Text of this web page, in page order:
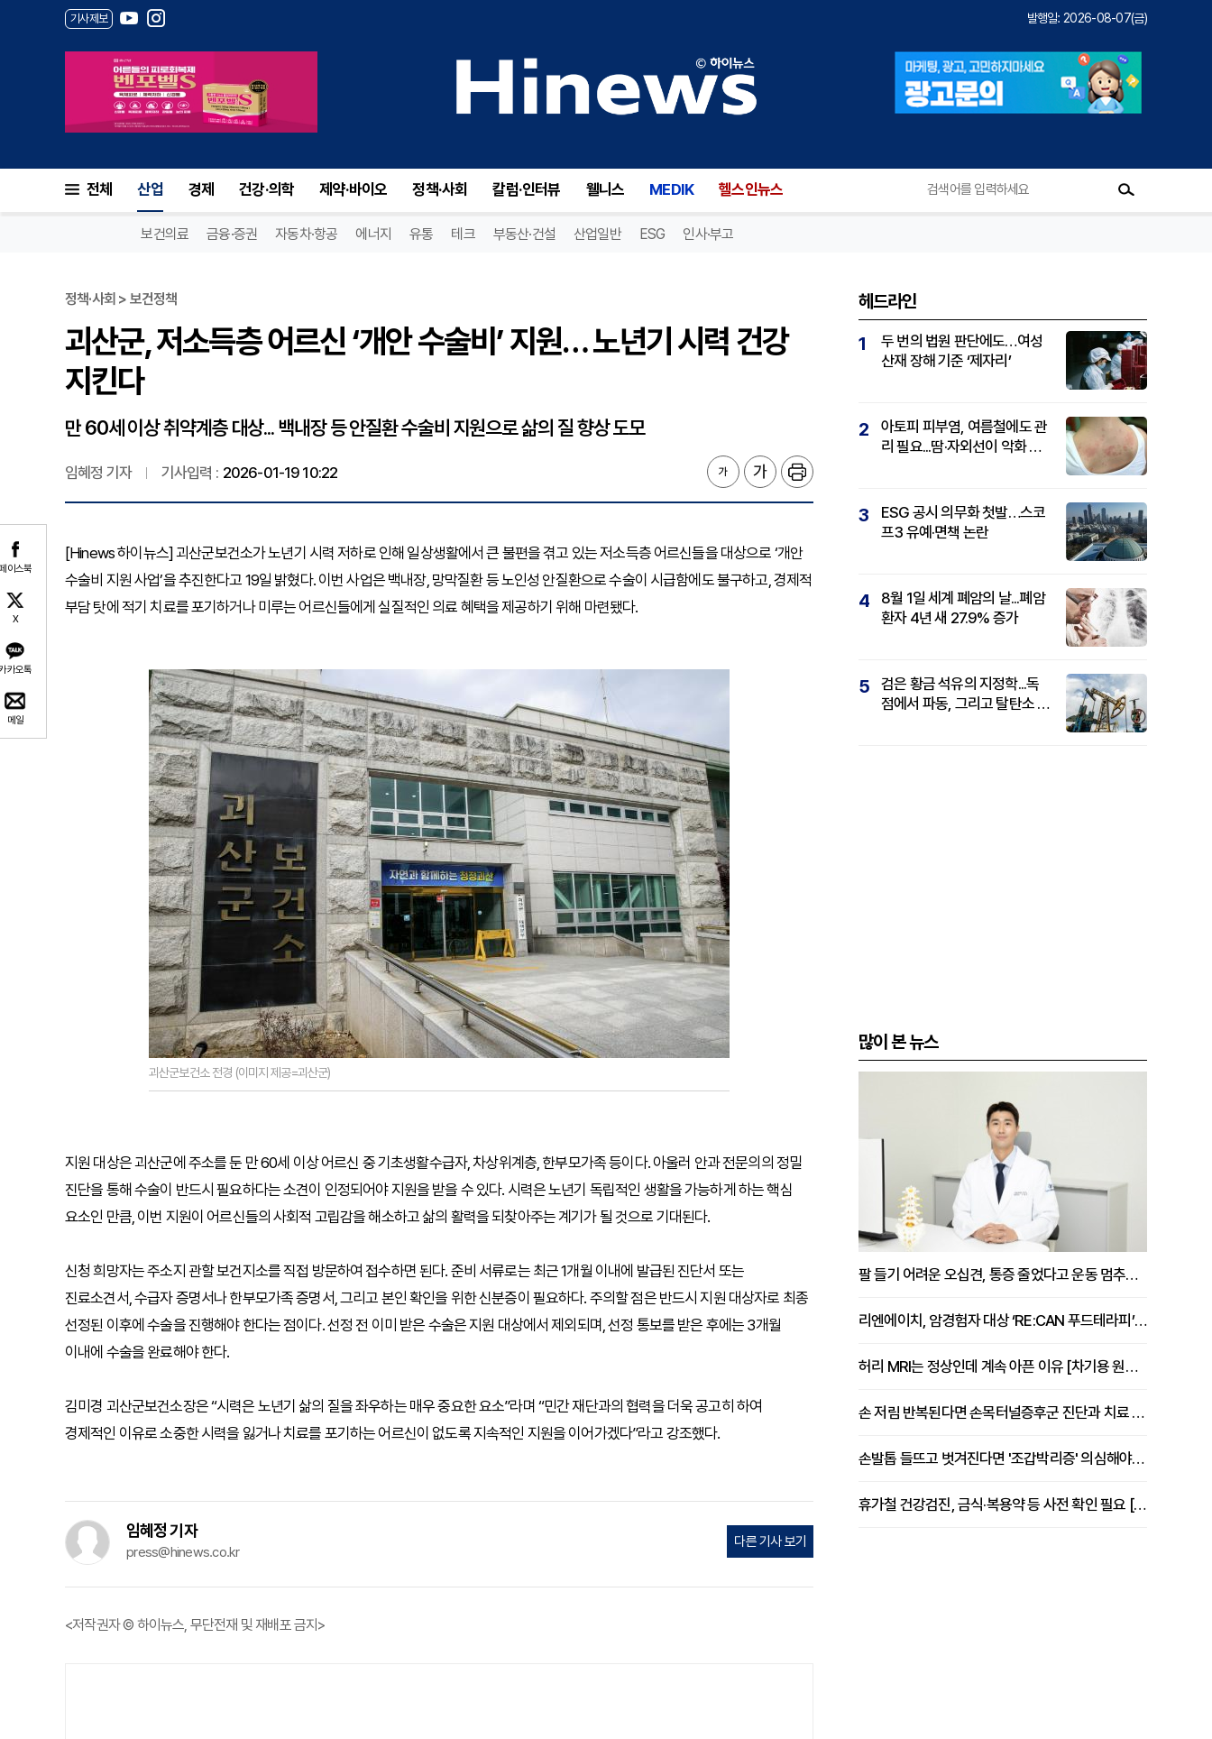
기사제보 발행일: 2026-08-07(금)
전체 산업 경제 건강·의학 제약·바이오 정책·사회 칼럼·인터뷰 웰니스 MEDIK 헬스인뉴스
보건의료 금융·증권 자동차·항공 에너지 유통 테크 부동산·건설 산업일반 ESG 인사·부고
이스북
X
카오톡
메일
정책·사회 > 보건정책
괴산군, 저소득층 어르신 ‘개안 수술비’ 지원… 노년기 시력 건강
지킨다
만 60세 이상 취약계층 대상... 백내장 등 안질환 수술비 지원으로 삶의 질 향상 도모
임혜정 기자 기사입력 : 2026-01-19 10:22
[Hinews 하이뉴스] 괴산군보건소가 노년기 시력 저하로 인해 일상생활에서 큰 불편을 겪고 있는 저소득층 어르신들을 대상으로 ‘개안
수술비 지원 사업’을 추진한다고 19일 밝혔다. 이번 사업은 백내장, 망막질환 등 노인성 안질환으로 수술이 시급함에도 불구하고, 경제적
부담 탓에 적기 치료를 포기하거나 미루는 어르신들에게 실질적인 의료 혜택을 제공하기 위해 마련됐다.
괴산군보건소 전경 (이미지 제공=괴산군)
지원 대상은 괴산군에 주소를 둔 만 60세 이상 어르신 중 기초생활수급자, 차상위계층, 한부모가족 등이다. 아울러 안과 전문의의 정밀
진단을 통해 수술이 반드시 필요하다는 소견이 인정되어야 지원을 받을 수 있다. 시력은 노년기 독립적인 생활을 가능하게 하는 핵심
요소인 만큼, 이번 지원이 어르신들의 사회적 고립감을 해소하고 삶의 활력을 되찾아주는 계기가 될 것으로 기대된다.
신청 희망자는 주소지 관할 보건지소를 직접 방문하여 접수하면 된다. 준비 서류로는 최근 1개월 이내에 발급된 진단서 또는
진료소견서, 수급자 증명서나 한부모가족 증명서, 그리고 본인 확인을 위한 신분증이 필요하다. 주의할 점은 반드시 지원 대상자로 최종
선정된 이후에 수술을 진행해야 한다는 점이다. 선정 전 이미 받은 수술은 지원 대상에서 제외되며, 선정 통보를 받은 후에는 3개월
이내에 수술을 완료해야 한다.
김미경 괴산군보건소장은 “시력은 노년기 삶의 질을 좌우하는 매우 중요한 요소”라며 “민간 재단과의 협력을 더욱 공고히 하여
경제적인 이유로 소중한 시력을 잃거나 치료를 포기하는 어르신이 없도록 지속적인 지원을 이어가겠다”라고 강조했다.
임혜정 기자
press@hinews.co.kr
다른 기사 보기
<저작권자 © 하이뉴스, 무단전재 및 재배포 금지>
헤드라인
1
두 번의 법원 판단에도…여성
산재 장해 기준 ‘제자리’
2
아토피 피부염, 여름철에도 관
리 필요...땀·자외선이 악화 요
3
ESG 공시 의무화 첫발…스코
프3 유예·면책 논란
4
8월 1일 세계 폐암의 날...폐암
환자 4년 새 27.9% 증가
5
검은 황금 석유의 지정학...독
점에서 파동, 그리고 탈탄소 패
많이 본 뉴스
팔 들기 어려운 오십견, 통증 줄었다고 운동 멈추면 안 되는 이유 [이병욱 원장 칼럼]
리엔에이치, 암경험자 대상 ‘RE:CAN 푸드테라피’ 운영
허리 MRI는 정상인데 계속 아픈 이유 [차기용 원장 칼럼]
손 저림 반복된다면 손목터널증후군 진단과 치료 시기 살펴야 [김동현 원장 칼럼]
손발톱 들뜨고 벗겨진다면 '조갑박리증' 의심해야 [김철윤 원장 칼럼]
휴가철 건강검진, 금식·복용약 등 사전 확인 필요 [정도감 원장 칼럼]